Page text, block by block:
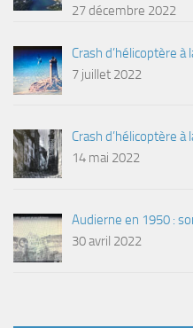
27 décembre 2022
Crash d’hélicoptère à
7 juillet 2022
Crash d’hélicoptère à
14 mai 2022
Audierne en 1950 :
30 avril 2022